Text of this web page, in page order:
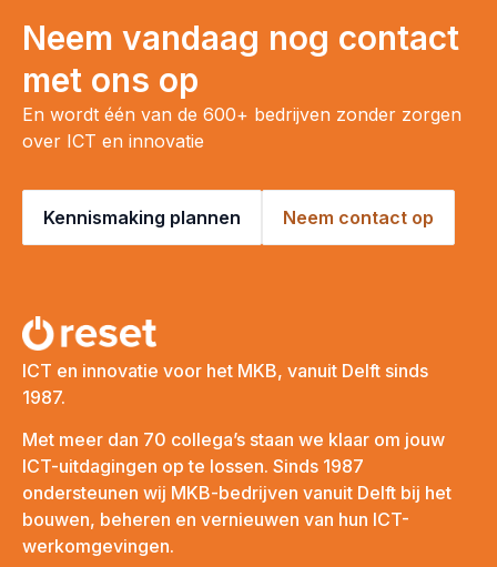
Neem vandaag nog contact
met ons op
En wordt één van de 600+ bedrijven zonder zorgen
over ICT en innovatie
Kennismaking plannen Neem contact op
ICT en innovatie voor het MKB, vanuit Delft sinds
1987.
Met meer dan 70 collega’s staan we klaar om jouw
ICT-uitdagingen op te lossen. Sinds 1987
ondersteunen wij MKB-bedrijven vanuit Delft bij het
bouwen, beheren en vernieuwen van hun ICT-
werkomgevingen.